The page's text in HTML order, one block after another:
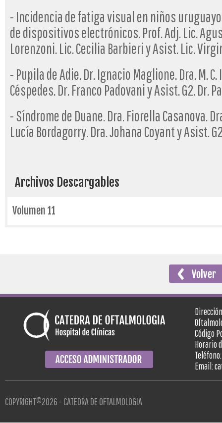
- Incidencia de fatiga visual en niños
de dispositivos electrónicos. Prof. Adj. Lic.
Lorenzoni. Lic. Cecilia Barbieri y Asist. Lic.
- Pupila de Adie. Dr. Ignacio Maglione. Dra. M.
Céspedes. Dr. Franco Padovani y Asist. G2. Dr.
- Síndrome de Duane. Dra. Fiorella Casanova.
Lucía Bordagorry. Dra. Johana Coyant y Asist.
Archivos Descargables
Volumen 11
Código
Horario
Email:
COPYRIGHT©2026 - CATEDRA DE OFTALMOLOGIA